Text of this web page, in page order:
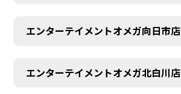
エンターテイメントオメガ向日市店
エンターテイメントオメガ北白川店